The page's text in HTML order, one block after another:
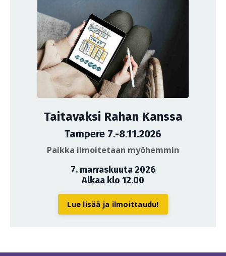
Taitavaksi Rahan Kanssa
Tampere 7.-8.11.2026
Paikka ilmoitetaan myöhemmin
7. marraskuuta 2026
Alkaa klo 12.00
Lue lisää ja ilmoittaudu!